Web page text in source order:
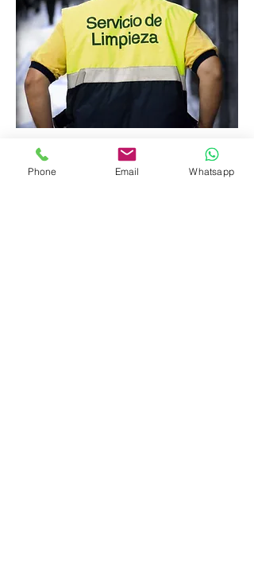
Limpiamos
Phone Email Whatsapp